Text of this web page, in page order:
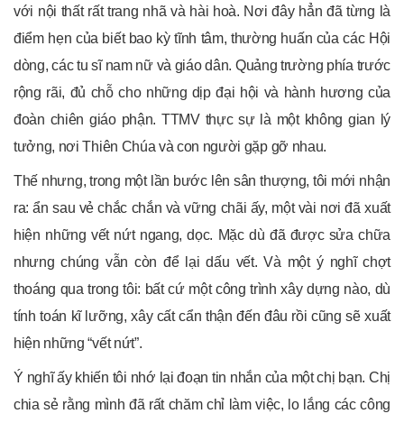
với nội thất rất trang nhã và hài hoà. Nơi đây hẳn đã từng là
điểm hẹn của biết bao kỳ tĩnh tâm, thường huấn của các Hội
dòng, các tu sĩ nam nữ và giáo dân. Quảng trường phía trước
rộng rãi, đủ chỗ cho những dịp đại hội và hành hương của
đoàn chiên giáo phận. TTMV thực sự là một không gian lý
tưởng, nơi Thiên Chúa và con người gặp gỡ nhau.
Thế nhưng, trong một lần bước lên sân thượng, tôi mới nhận
ra: ẩn sau vẻ chắc chắn và vững chãi ấy, một vài nơi đã xuất
hiện những vết nứt ngang, dọc. Mặc dù đã được sửa chữa
nhưng chúng vẫn còn để lại dấu vết. Và một ý nghĩ chợt
thoáng qua trong tôi: bất cứ một công trình xây dựng nào, dù
tính toán kĩ lưỡng, xây cất cẩn thận đến đâu rồi cũng sẽ xuất
hiện những “vết nứt”.
Ý nghĩ ấy khiến tôi nhớ lại đoạn tin nhắn của một chị bạn. Chị
chia sẻ rằng mình đã rất chăm chỉ làm việc, lo lắng các công